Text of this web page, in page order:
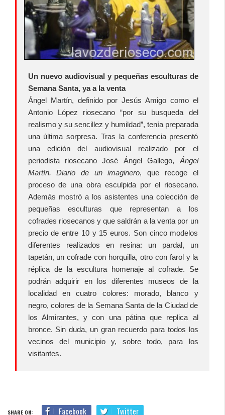
Un nuevo audiovisual y pequeñas esculturas de
Semana Santa, ya a la venta
Ángel Martín, definido por Jesús Amigo como el
Antonio López riosecano “por su busqueda del
realismo y su sencillez y humildad”, tenía preparada
una última sorpresa. Tras la conferencia presentó
una edición del audiovisual realizado por el
periodista riosecano José Ángel Gallego, Ángel
Martín. Diario de un imaginero, que recoge el
proceso de una obra esculpida por el riosecano.
Además mostró a los asistentes una colección de
pequeñas esculturas que representan a los
cofrades riosecanos y que saldrán a la venta por un
precio de entre 10 y 15 euros. Son cinco modelos
diferentes realizados en resina: un pardal, un
tapetán, un cofrade con horquilla, otro con farol y la
réplica de la escultura homenaje al cofrade. Se
podrán adquirir en los diferentes museos de la
localidad en cuatro colores: morado, blanco y
negro, colores de la Semana Santa de la Ciudad de
los Almirantes, y con una pátina que replica al
bronce. Sin duda, un gran recuerdo para todos los
vecinos del municipio y, sobre todo, para los
visitantes.
SHARE ON: Facebook Twitter